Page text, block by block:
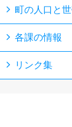
町の人口と
各課の情報
リンク集